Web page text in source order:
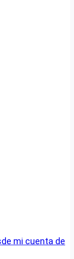
mi cuenta de